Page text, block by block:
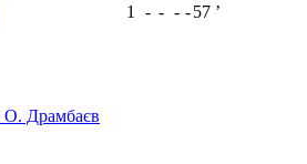
О. Драмбаєв
1 - - - -57 ʼ